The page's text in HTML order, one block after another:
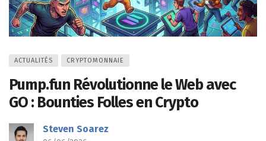
ACTUALITÉS CRYPTOMONNAIE
Pump.fun Révolutionne le Web avec
GO : Bounties Folles en Crypto
Steven Soarez